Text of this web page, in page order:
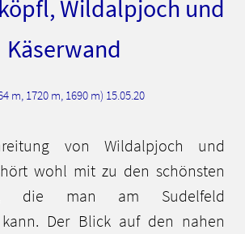
Wildalpjoch und
Käserwand
m, 1720 m, 1690 m) 15.05.20
von Wildalpjoch und
wohl mit zu den schönsten
die man am Sudelfeld
Der Blick auf den nahen